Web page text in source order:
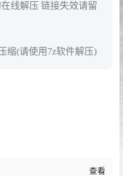
线解压 链接失效请留
缩(请使用7z软件解压)
查看